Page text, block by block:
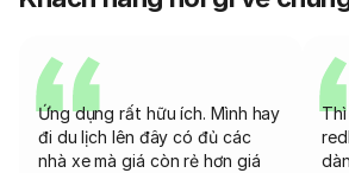
Ứng dụng rất hữu ích. Mình hay
đi du lịch lên đây có đủ các
nhà xe mà giá còn rẻ hơn giá